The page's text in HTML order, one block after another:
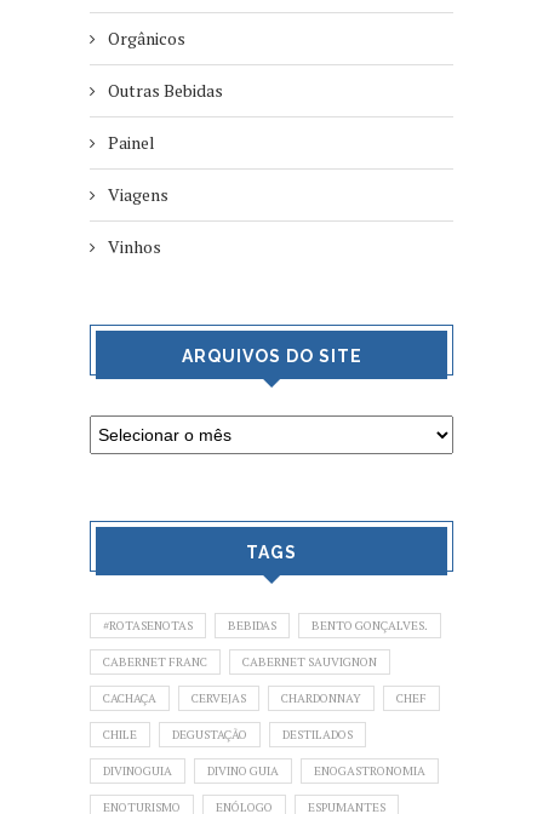
Orgânicos
Outras Bebidas
Painel
Viagens
Vinhos
ARQUIVOS DO SITE
TAGS
#ROTASENOTAS BEBIDAS BENTO GONÇALVES.
CABERNET FRANC CABERNET SAUVIGNON
CACHAÇA CERVEJAS CHARDONNAY CHEF
CHILE DEGUSTAÇÃO DESTILADOS
DIVINOGUIA DIVINO GUIA ENOGASTRONOMIA
ENOTURISMO ENÓLOGO ESPUMANTES